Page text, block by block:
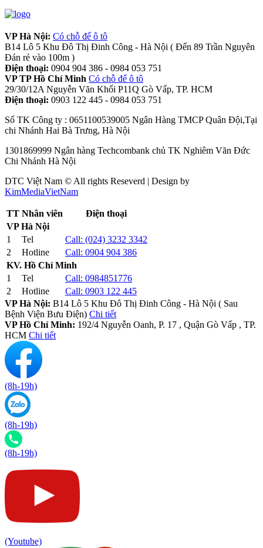
VP Hà Nội: Có chỗ để ô tô
B14 Lô 5 Khu Đô Thị Đinh Công - Hà Nội ( Đến 89 Trần Nguyên
Đán rẻ vào 100m )
Điện thoại: 0904 904 386 - 0984 053 751
VP TP Hồ Chí Minh Có chỗ để ô tô
29/30/12A Nguyễn Văn Khối P11Q Gò Vấp, TP. HCM
Điện thoại: 0903 122 445 - 0984 053 751
Số TK Công ty : 0651100539005 Ngân Hàng TMCP Quân Đội,Tại
chi Nhánh Hai Bà Trưng, Hà Nội
1301869999 Ngân hàng Techcombank chủ TK Nghiêm Văn Đức
Chi Nhánh Hà Nội
DTC Việt Nam © All rights Reseverd | Design by
KimMediaVietNam
TT Nhân viên
Điện thoại
VP Hà Nội
1
Tel Call: (024) 3232 3342
2
Hotline Call: 0904 904 386
KV. Hồ Chí Minh
1
Tel Call: 0984851776
2
Hotline Call: 0903 122 445
VP Hà Nội: B14 Lô 5 Khu Đô Thị Đinh Công - Hà Nội ( Sau
Bệnh Viện Bưu Điện) Chi tiết
VP Hồ Chí Minh: 192/4 Nguyễn Oanh, P. 17 , Quận Gò Vấp , TP.
HCM Chi tiết
(8h-19h)
(8h-19h)
(8h-19h)
(Youtube)